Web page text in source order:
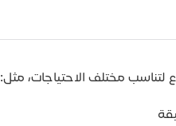
لتناسب مختلف الاحتياجات، مثل: